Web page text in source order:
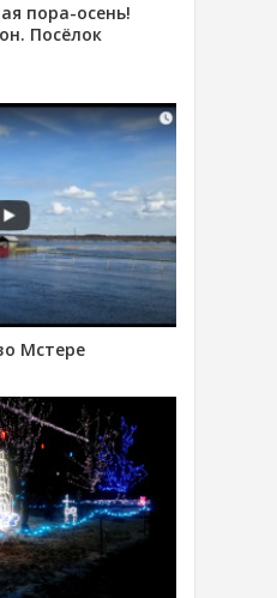
пора-осень!
Посёлок
Мстере